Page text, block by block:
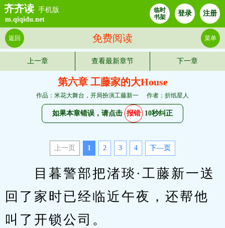
齐齐读 手机版
m.qiqidu.net
临时
书架
登录 注册
免费阅读
返回 菜单
上一章 查看最新章节 下一章
第六章 工藤家的大House
作品：米花大舞台，开局扮演工藤新一 作者：折纸星人
如果本章错误，请点击 报错 10秒纠正
上一页 1 2 3 4 下—页
目暮警部把渚琰·工藤新一送
回了家时已经临近午夜，还帮他
叫了开锁公司。